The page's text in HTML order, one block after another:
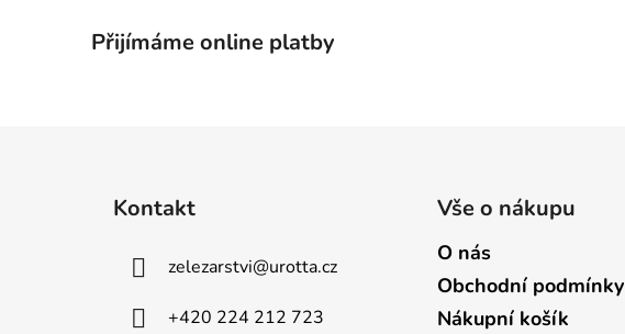
Přijímáme online platby
Kontakt
zelezarstvi@urotta.cz
+420 224 212 723
Vše o nákupu
O nás
Obchodní podmínky
Nákupní košík